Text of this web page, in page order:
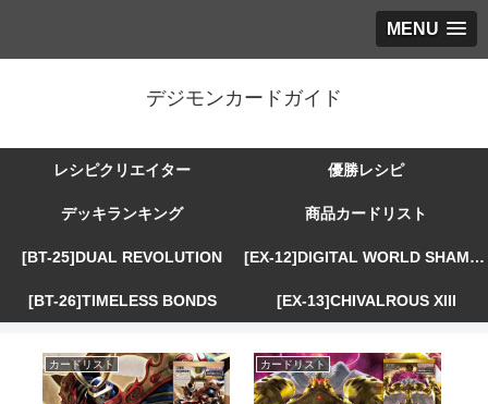
MENU
デジモンカードガイド
レシピクリエイター 優勝レシピ
デッキランキング 商品カードリスト
[BT-25]DUAL REVOLUTION [EX-12]DIGITAL WORLD SHAMBALA
[BT-26]TIMELESS BONDS [EX-13]CHIVALROUS XIII
カードリスト カードリスト